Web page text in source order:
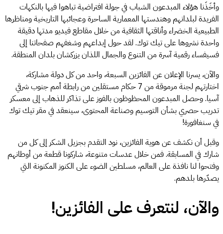
وأخَذَنا هؤلاء المبدعون الشباب في جولة افتراضية تباهوا فيها بالنكهات
الفريدة لبلدانهم وهندستها المعمارية الساحرة وعجائبها التاريخية ومناظرها
الطبيعية الخضراء وأناقتها الثقافية من خلال مقاطع فيديو مدتها دقيقة
واحدة نشروها على تيك توك. لقد حول إبداعهم وشغفهم صفحاتنا إلى
فسيفساء رقمية آسرة من التنوع والجمال اللذان يزركشان بلدان المنطقة.
والآن، يسرنا الإعلان عن الفائزين السبعة، واحد من كل دولة مشاركة،
اختارتهم لجنة مرموقة من 7 حكام مستقلين من رابطة أمم جنوب شرقي
آسيا. وحصل المبدعون المحظوظون بالفوز على تذاكر للذهاب إلى معسكر
تدريب حصري بشأن التوسيم وصناعة المحتوى، سينعقد في مقر تيك توك
في سنغافورة!
وقبل أن نكشف عن هوية الفائزين، نود التقدم بجزيل الشكر إلى كل من
شارك في المسابقة. فمن خلال عدسات متنوعة، شاركونا قطعة من أوطانهم
وفتحوا لنا نافذة على العالم، مسلطين الضوء على الكنوز المكنونة التي
يصدّرها بلدهم.
والآن، لنتعرف على الفائزين!